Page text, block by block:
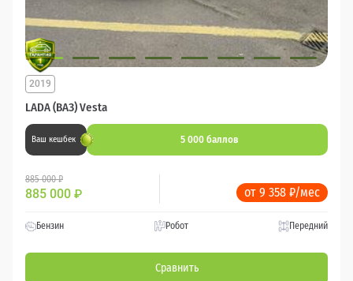
LADA (ВАЗ) Vesta
2019
Ваш кешбек 5 000 баллов
885 000 ₽
885 000 ₽ от 9 358 ₽/мес
Бензин Робот Передний
Сравнить